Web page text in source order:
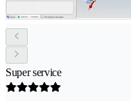
Super service